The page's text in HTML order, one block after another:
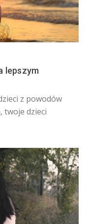
lepszym
z powodów
twoje dzieci